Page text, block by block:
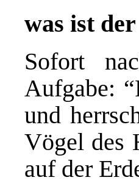
was ist
Sofort
Aufgabe:
und
Vögel des
auf der